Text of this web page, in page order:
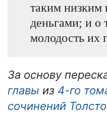
таким
деньгами; и о
молодость их
За основу
главы из 4-го
сочинений